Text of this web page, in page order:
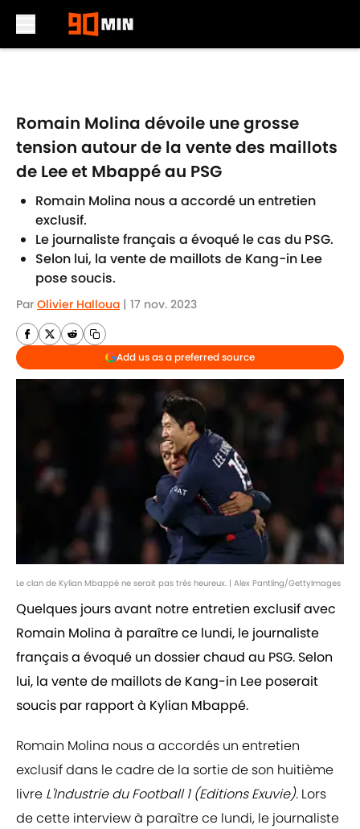
Romain Molina dévoile une grosse
tension autour de la vente des maillots
de Lee et Mbappé au PSG
Romain Molina nous a accordé un entretien
exclusif.
Le journaliste français a évoqué le cas du PSG.
Selon lui, la vente de maillots de Kang-in Lee
pose soucis.
Par Olivier Halloua | 17 nov. 2023
Add us as a preferred source
Le clan de Kylian Mbappé ne serait pas très heureux. | Alex Pantling/GettyImages
Quelques jours avant notre entretien exclusif avec
Romain Molina à paraître ce lundi, le journaliste
français a évoqué un dossier chaud au PSG. Selon
lui, la vente de maillots de Kang-in Lee poserait
soucis par rapport à Kylian Mbappé.
Romain Molina nous a accordés un entretien
exclusif dans le cadre de la sortie de son huitième
livre L'Industrie du Football 1 (Editions Exuvie). Lors
de cette interview à paraître ce lundi, le journaliste